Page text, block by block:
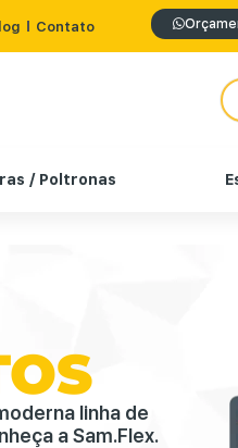
Contato
/ Poltronas
linha de
a Sam.Flex.